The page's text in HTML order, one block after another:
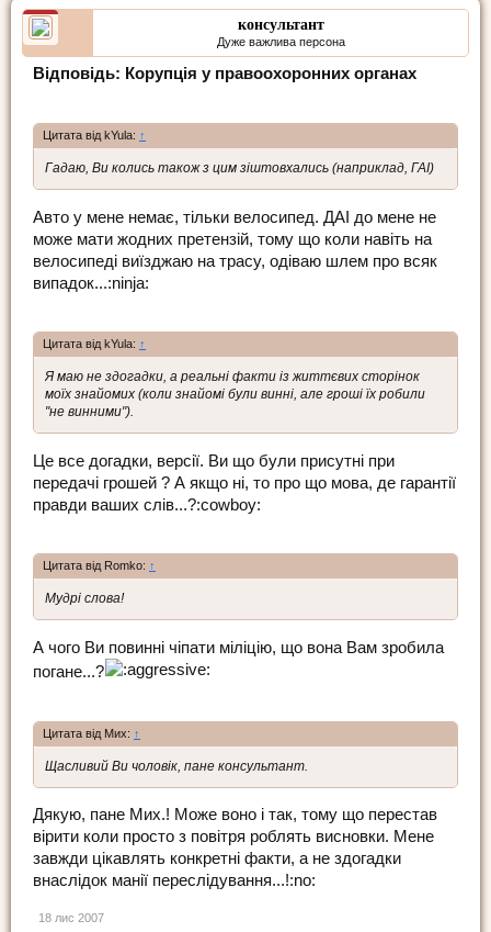
консультант
Дуже важлива персона
Відповідь: Корупція у правоохоронних органах
Цитата від kYula: ↑
Гадаю, Ви колись також з цим зіштовхались (наприклад, ГАІ)
Авто у мене немає, тільки велосипед. ДАІ до мене не
може мати жодних претензій, тому що коли навіть на
велосипеді виїзджаю на трасу, одіваю шлем про всяк
випадок...:ninja:
Цитата від kYula: ↑
Я маю не здогадки, а реальні факти із життєвих сторінок
моїх знайомих (коли знайомі були винні, але гроші їх робили
"не винними").
Це все догадки, версії. Ви що були присутні при
передачі грошей ? А якщо ні, то про що мова, де гарантії
правди ваших слів...?:cowboy:
Цитата від Romko: ↑
Мудрі слова!
А чого Ви повинні чіпати міліцію, що вона Вам зробила
погане...?
Цитата від Мих: ↑
Щасливий Ви чоловік, пане консультант.
Дякую, пане Мих.! Може воно і так, тому що перестав
вірити коли просто з повітря роблять висновки. Мене
завжди цікавлять конкретні факти, а не здогадки
внаслідок манії переслідування...!:no:
18 лис 2007